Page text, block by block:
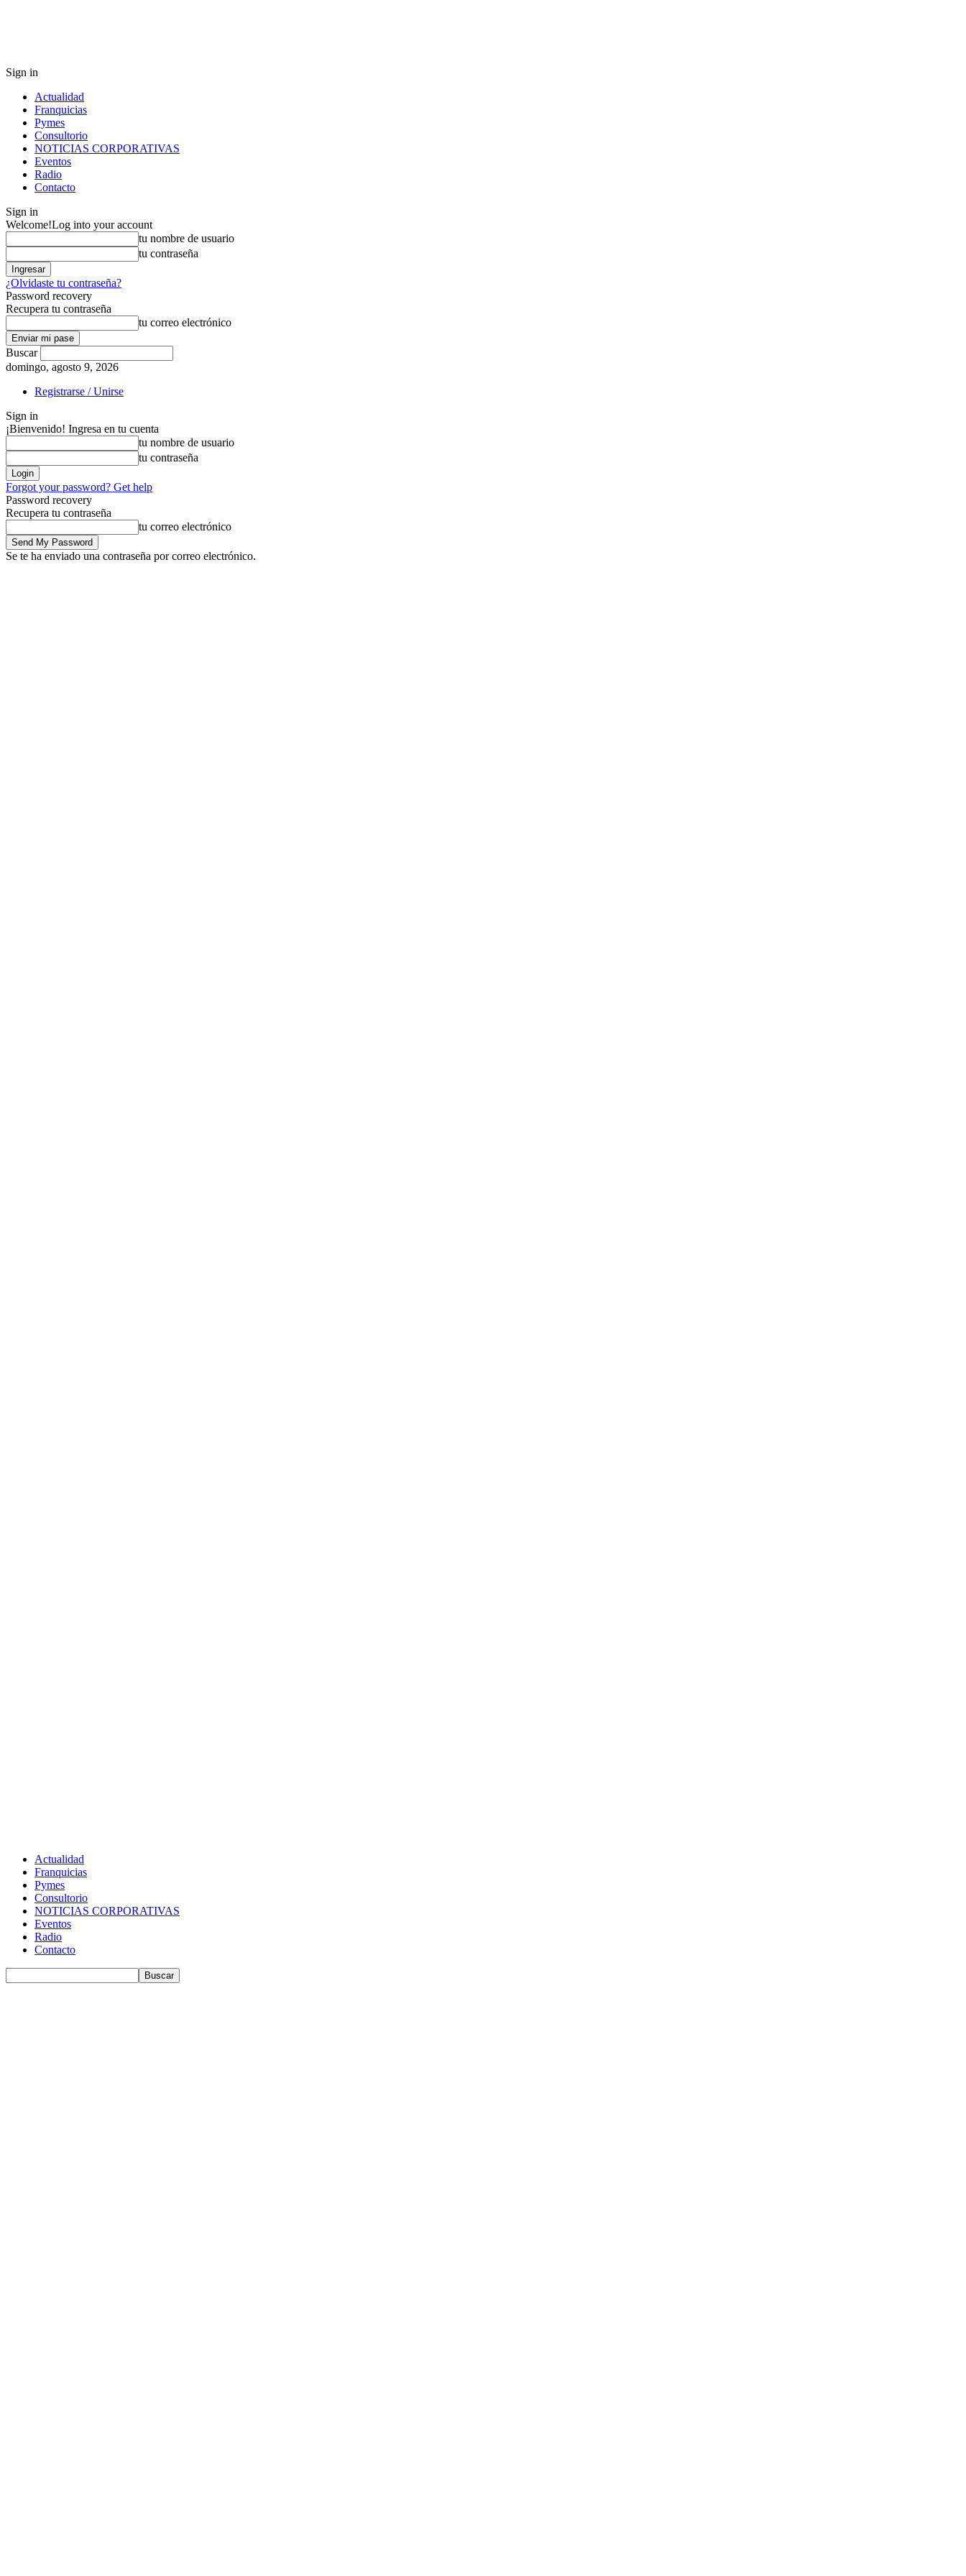
Sign in
Actualidad
Franquicias
Pymes
Consultorio
NOTICIAS CORPORATIVAS
Eventos
Radio
Contacto
Sign in
Welcome!Log into your account
tu nombre de usuario
tu contraseña
¿Olvidaste tu contraseña?
Password recovery
Recupera tu contraseña
tu correo electrónico
Buscar
domingo, agosto 9, 2026
Registrarse / Unirse
Sign in
¡Bienvenido! Ingresa en tu cuenta
tu nombre de usuario
tu contraseña
Forgot your password? Get help
Password recovery
Recupera tu contraseña
tu correo electrónico
Se te ha enviado una contraseña por correo electrónico.
Actualidad
Franquicias
Pymes
Consultorio
NOTICIAS CORPORATIVAS
Eventos
Radio
Contacto